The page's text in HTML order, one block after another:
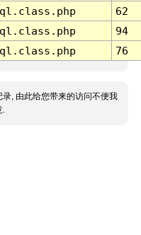
62
94
76
, 由此给您带来的访问不便我
.